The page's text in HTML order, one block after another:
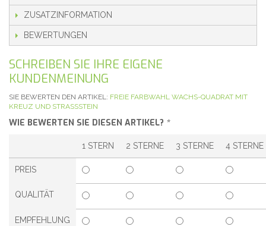
ZUSATZINFORMATION
BEWERTUNGEN
SCHREIBEN SIE IHRE EIGENE
KUNDENMEINUNG
SIE BEWERTEN DEN ARTIKEL: FREIE FARBWAHL WACHS-QUADRAT MIT
KREUZ UND STRASSSTEIN
WIE BEWERTEN SIE DIESEN ARTIKEL? *
1 STERN 2 STERNE 3 STERNE 4 STERNE
PREIS
QUALITÄT
EMPFEHLUNG